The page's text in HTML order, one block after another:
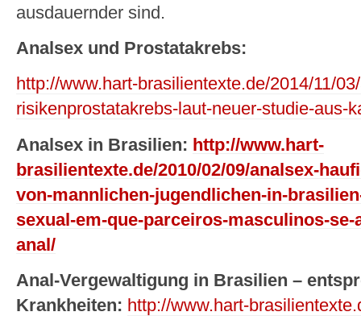
ausdauernder sind.
Analsex und Prostatakrebs:
http://www.hart-brasilientexte.de/2014/11/
risikenprostatakrebs-laut-neuer-studie-aus-
Analsex in Brasilien: http://www.hart-
brasilientexte.de/2010/02/09/analsex-
von-mannlichen-jugendlichen-in-
sexual-em-que-parceiros-masculinos-
anal/
Anal-Vergewaltigung in Brasilien –
Krankheiten: http://www.hart-